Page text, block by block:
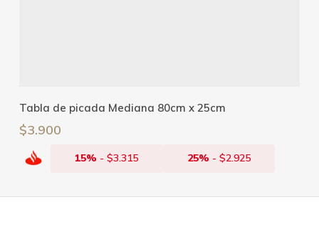
Añadir Al Carrito
Tabla de picada Mediana 80cm x 25cm
$3.900
15% -$3.315 25% - $2.925